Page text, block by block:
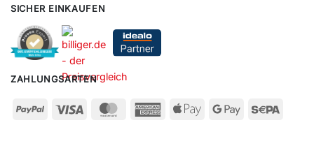
SICHER EINKAUFEN
ZAHLUNGSARTEN